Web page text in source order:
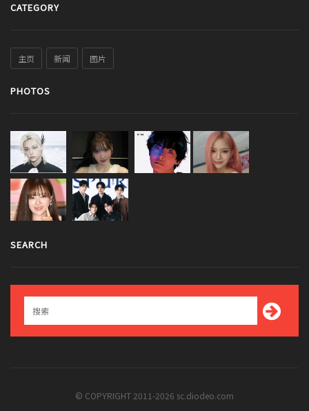
CATEGORY
主页 新闻 图片
PHOTOS
SEARCH
© COPYRIGHT 2011-2026 sc.diodeo.com